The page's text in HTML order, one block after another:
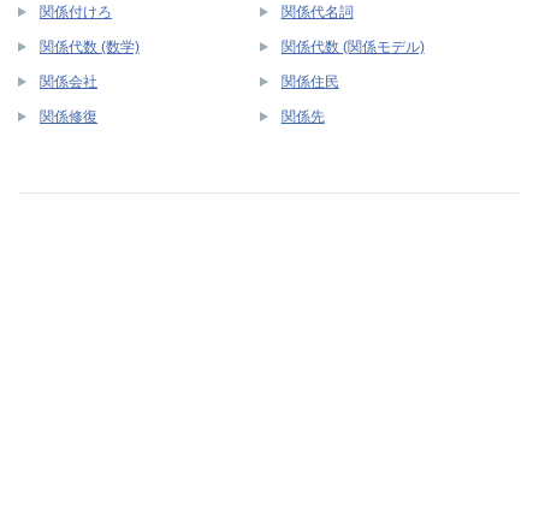
関係付けろ 関係代名詞
関係代数 (数学) 関係代数 (関係モデル)
関係会社 関係住民
関係修復 関係先